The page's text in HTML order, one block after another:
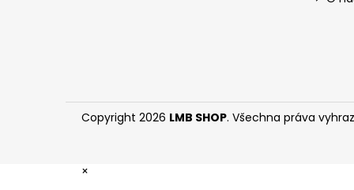
Copyright 2026 LMB SHOP. Všechna práva
×